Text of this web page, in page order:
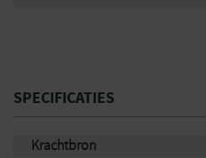
SPECIFICATIES
Krachtbron